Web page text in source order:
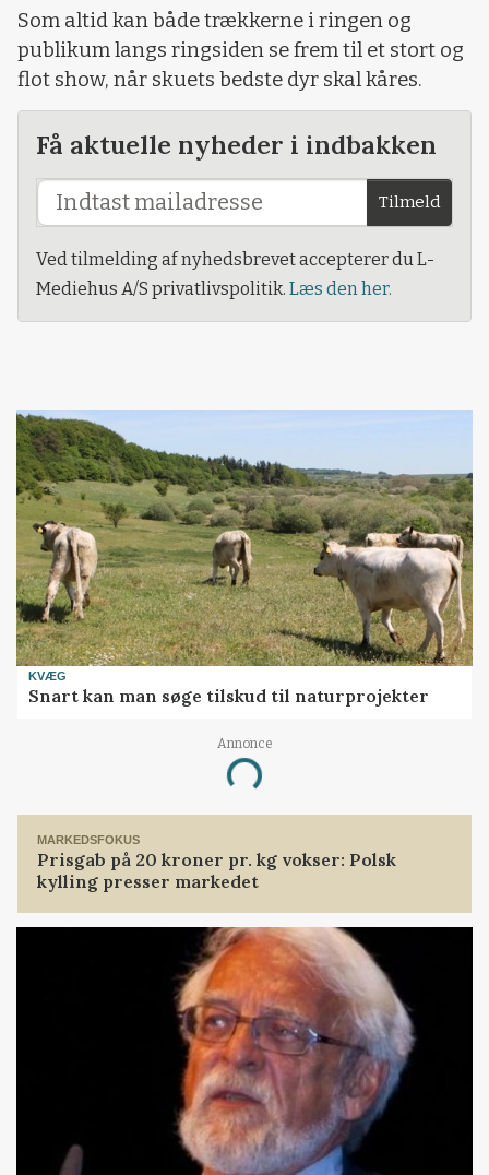
Som altid kan både trækkerne i ringen og
publikum langs ringsiden se frem til et stort og
flot show, når skuets bedste dyr skal kåres.
Få aktuelle nyheder i indbakken
Tilmeld
Ved tilmelding af nyhedsbrevet accepterer du L-
Mediehus A/S privatlivspolitik. Læs den her.
KVÆG
Snart kan man søge tilskud til naturprojekter
Annonce
Loading...
MARKEDSFOKUS
Prisgab på 20 kroner pr. kg vokser: Polsk
kylling presser markedet